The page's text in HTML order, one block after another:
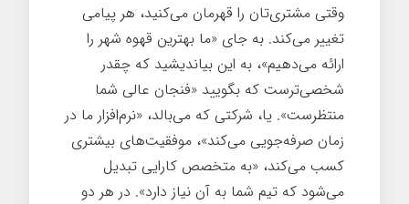
وقتی مشتری‌تان را قهرمان می‌کنید، هر پیامی
تغییر می‌کند. به جای «ما بهترین قهوه شهر را
ارائه می‌دهیم»، به این بیاندیشید که چقدر
شخصی‌ترست که بگویید «فنجان عالی شما
منتظرست». یا، شرکتی که می‌بالد، «نرم‌افزار ما در
زمان صرفه‌جویی می‌کند»، موفقیت‌های بیشتری
کسب می‌کند، «به متخصص کارایی تبدیل
می‌شود که تیم شما به آن نیاز دارد». در هر دو